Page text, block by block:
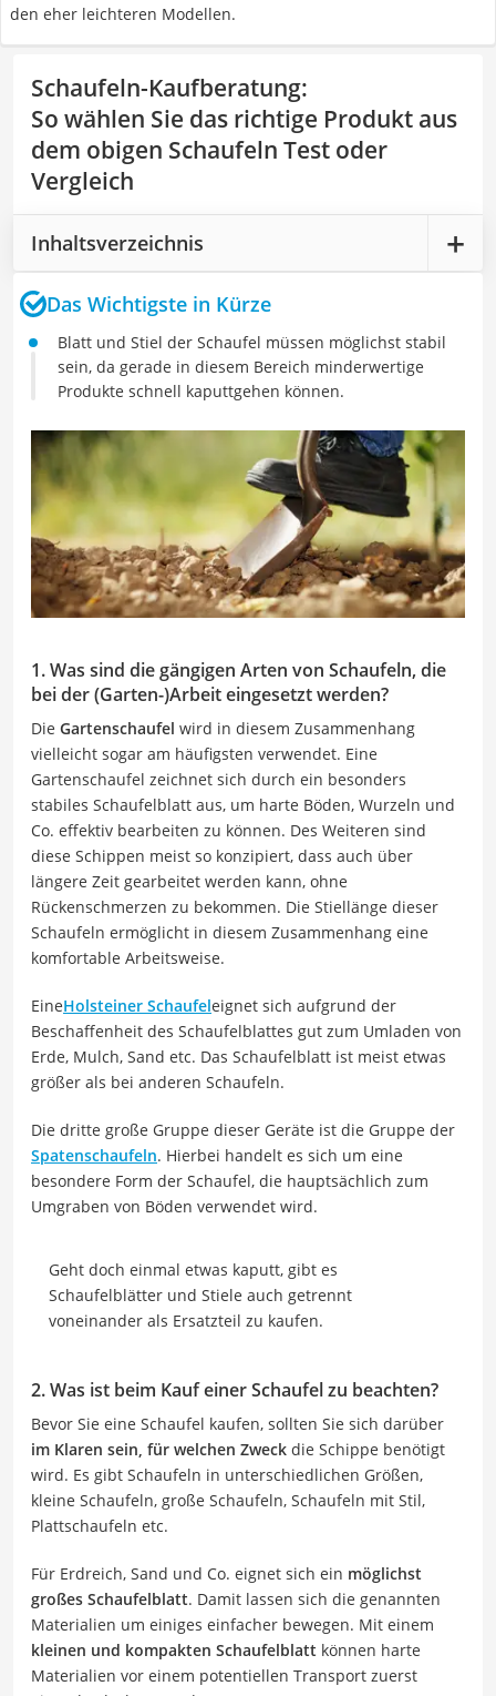
den eher leichteren Modellen.
Schaufeln-Kaufberatung:
So wählen Sie das richtige Produkt aus
dem obigen Schaufeln Test oder
Vergleich
Inhaltsverzeichnis
Das Wichtigste in Kürze
Blatt und Stiel der Schaufel müssen möglichst stabil
sein, da gerade in diesem Bereich minderwertige
Produkte schnell kaputtgehen können.
1. Was sind die gängigen Arten von Schaufeln, die
bei der (Garten-)Arbeit eingesetzt werden?
Die Gartenschaufel wird in diesem Zusammenhang
vielleicht sogar am häufigsten verwendet. Eine
Gartenschaufel zeichnet sich durch ein besonders
stabiles Schaufelblatt aus, um harte Böden, Wurzeln und
Co. effektiv bearbeiten zu können. Des Weiteren sind
diese Schippen meist so konzipiert, dass auch über
längere Zeit gearbeitet werden kann, ohne
Rückenschmerzen zu bekommen. Die Stiellänge dieser
Schaufeln ermöglicht in diesem Zusammenhang eine
komfortable Arbeitsweise.
EineHolsteiner Schaufeleignet sich aufgrund der
Beschaffenheit des Schaufelblattes gut zum Umladen von
Erde, Mulch, Sand etc. Das Schaufelblatt ist meist etwas
größer als bei anderen Schaufeln.
Die dritte große Gruppe dieser Geräte ist die Gruppe der
Spatenschaufeln. Hierbei handelt es sich um eine
besondere Form der Schaufel, die hauptsächlich zum
Umgraben von Böden verwendet wird.
Geht doch einmal etwas kaputt, gibt es
Schaufelblätter und Stiele auch getrennt
voneinander als Ersatzteil zu kaufen.
2. Was ist beim Kauf einer Schaufel zu beachten?
Bevor Sie eine Schaufel kaufen, sollten Sie sich darüber
im Klaren sein, für welchen Zweck die Schippe benötigt
wird. Es gibt Schaufeln in unterschiedlichen Größen,
kleine Schaufeln, große Schaufeln, Schaufeln mit Stil,
Plattschaufeln etc.
Für Erdreich, Sand und Co. eignet sich ein möglichst
großes Schaufelblatt. Damit lassen sich die genannten
Materialien um einiges einfacher bewegen. Mit einem
kleinen und kompakten Schaufelblatt können harte
Materialien vor einem potentiellen Transport zuerst